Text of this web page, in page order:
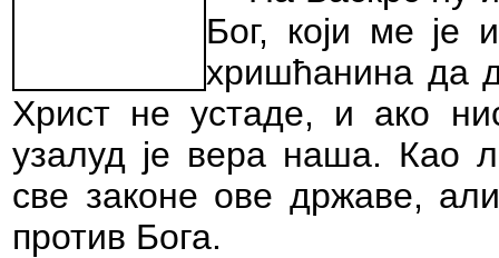
Бог, који ме је
хришћанина да
Христ не устаде, и ако
узалуд је вера наша. Као
све законе ове државе,
против Бога.